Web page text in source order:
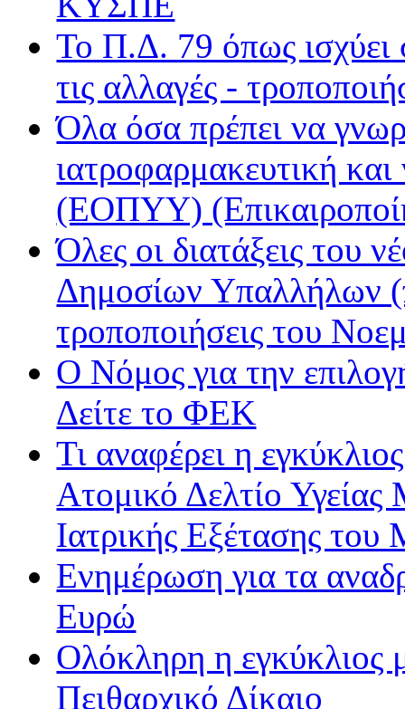
Μινόρε FM
ΝΕΤ
Ράδιο Άστυ
Ρυθμός
Το Π.Δ. 79 όπως ισχύει
τις αλλαγές -
Όλα όσα πρέπει να
ιατροφαρμακευτική
(ΕΟΠΥΥ)
Όλες οι διατάξεις του
Δημοσίων Υπαλλήλων
τροποποιήσεις του
Ο Νόμος για την
Δείτε το ΦΕΚ
Τι αναφέρει η
Ατομικό Δελτίο
Ιατρικής Εξέτασης
Ενημέρωση για τα
Ευρώ
Ολόκληρη η εγκύκλιος
Πειθαρχικό Δίκαιο